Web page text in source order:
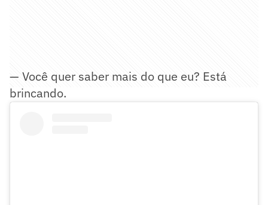
— Você quer saber mais do que eu? Está
brincando.